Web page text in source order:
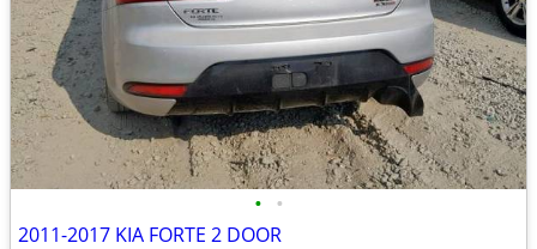
• •
2011-2017 KIA FORTE 2 DOOR